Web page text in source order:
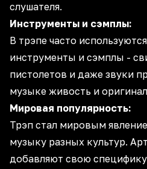
слушателя.
Инструменты и сэмплы:
В трэпе часто
инструменты и сэмплы -
пистолетов и даже звуки
музыке живость и
Мировая популярность:
Трэп стал мировым
музыку разных культур.
добавляют свою